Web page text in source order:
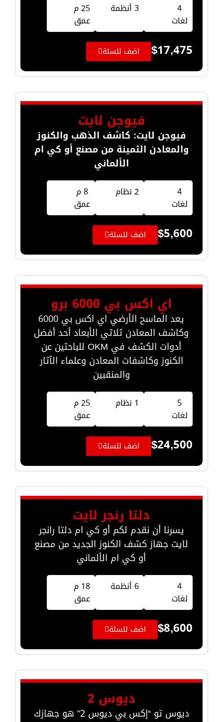
4
لغات
3 أنظمة
25 م
عمق
$17,475 اضف للسلة
فيوجن لايت
فيوجن لايت: كاشف الذهب والكنوز
والمعادن الثمينة من مصنع أو كي ام
الألماني
4
لغات
2 نظام
8 م
عمق
$5,600 اضف للسلة
اي اكس بي 6000 برو
يعد الماسح الأرضي اي اكس بي 6000
وكاشف المعادن ثلاثي الأبعاد أحد أفضل
أدوات الكشف في OKM للباحثين عن
الكنوز وكاشفات المعادن وعلماء الآثار
والمنقبين
5
لغات
1 نظام
25 م
عمق
$24,500 اضف للسلة
دلتا رنجر لايت
يسرنا أن نقدم لكم أو كي ام دلتا رانجر
لايت جهاز كشف الكنوز الجديد من مصنع
أو كي ام الألماني
4
لغات
6 أنظمة
18 م
عمق
$8,600 اضف للسلة
ديوس 2
ديوس تو “إكس بي ديوس 2” هو جهازك